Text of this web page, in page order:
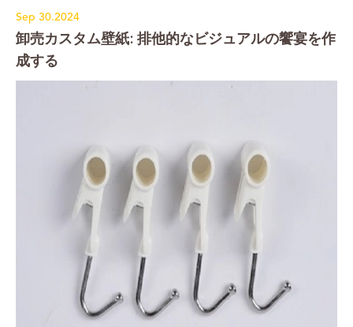
Sep 30.2024
卸売カスタム壁紙: 排他的なビジュアルの饗宴を作
成する